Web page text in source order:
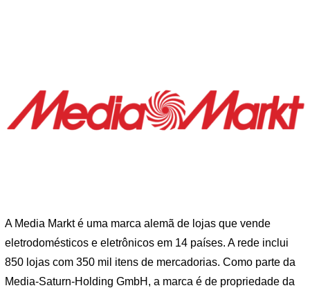
A Media Markt é uma marca alemã de lojas que vende
eletrodomésticos e eletrônicos em 14 países. A rede inclui
850 lojas com 350 mil itens de mercadorias. Como parte da
Media-Saturn-Holding GmbH, a marca é de propriedade da